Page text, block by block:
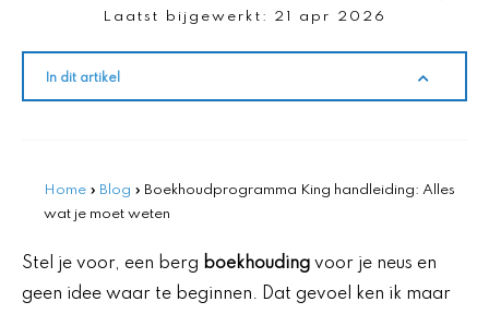
Laatst bijgewerkt:
21 apr 2026
In dit artikel
Home » Blog » Boekhoudprogramma King handleiding: Alles
wat je moet weten
Stel je voor, een berg boekhouding voor je neus en
geen idee waar te beginnen. Dat gevoel ken ik maar